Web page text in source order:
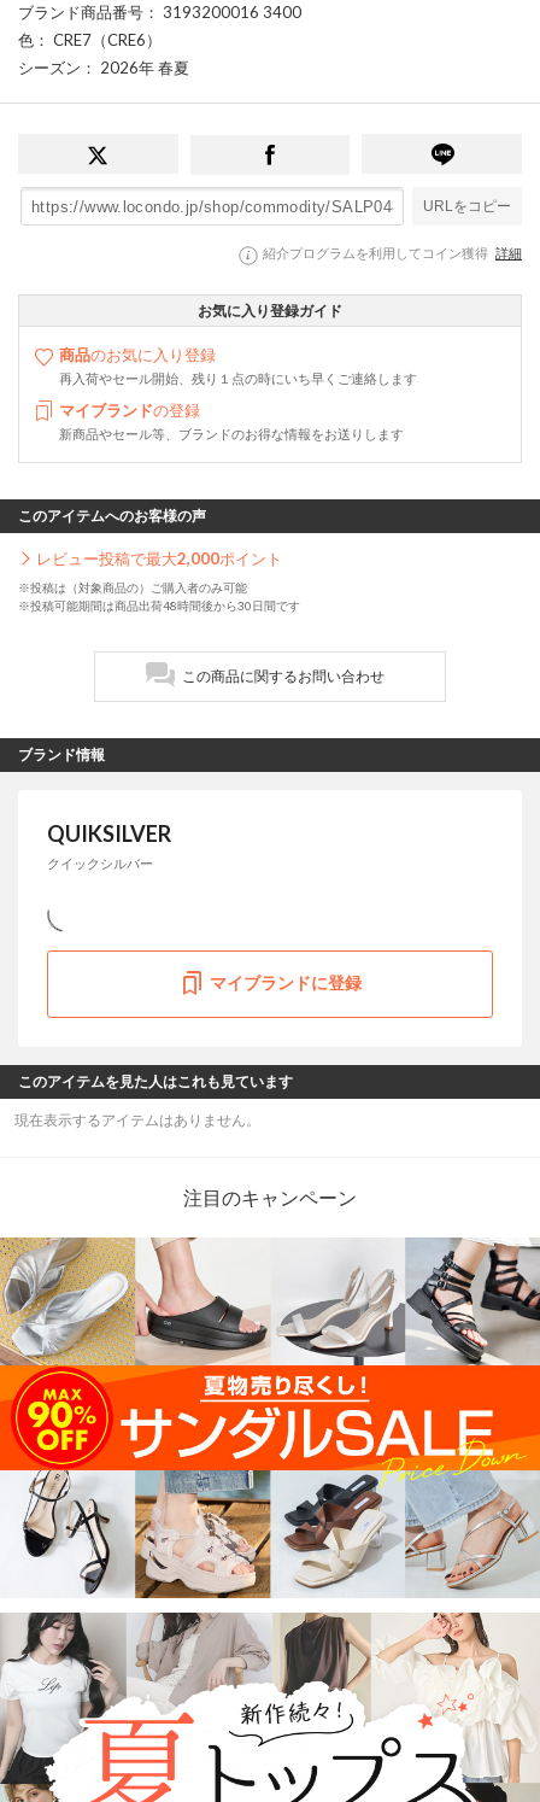
ブランド商品番号 ： 3193200016 3400
色 ： CRE7（CRE6）
シーズン ： 2026年 春夏
URLをコピー
紹介プログラムを利用してコイン獲得 詳細
お気に入り登録ガイド
商品のお気に入り登録
再入荷やセール開始、残り１点の時にいち早くご連絡します
マイブランドの登録
新商品やセール等、ブランドのお得な情報をお送りします
このアイテムへのお客様の声
レビュー投稿で最大2,000ポイント
※投稿は（対象商品の）ご購入者のみ可能
※投稿可能期間は商品出荷48時間後から30日間です
この商品に関するお問い合わせ
ブランド情報
QUIKSILVER
クイックシルバー
マイブランドに登録
このアイテムを見た人はこれも見ています
現在表示するアイテムはありません。
注目のキャンペーン